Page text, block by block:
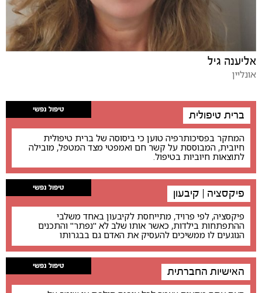
אליענה גיל
אונליין
טיפול נפשי ברית טיפולית
המחקר בפסיכותרפיה טוען כי ביסוסה של ברית טיפולית
חיובית, המבוססת על קשר חם ואמפטי מצד המטפל, מובילה
לתוצאות חיוביות בטיפול.
טיפול נפשי פיקסציה | קיבעון
פיקסציה, לפי פרויד, מתייחסת לקיבעון באחד משלבי
ההתפתחות בילדות, כאשר אותו שלב לא "נפתר" והתכנים
הנוגעים לו ממשיכים להעסיק את האדם גם בבגרותו
טיפול נפשי האישיות החברתית